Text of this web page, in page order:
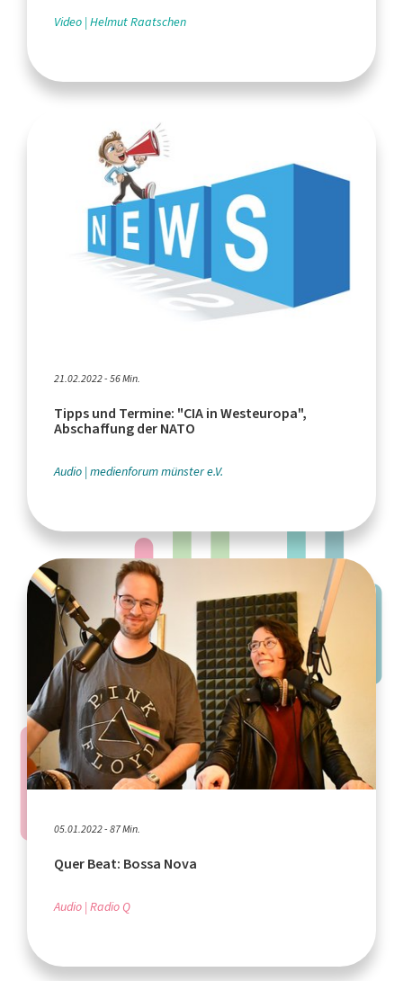
Video Helmut Raatschen
21.02.2022 - 56 Min.
Tipps und Termine: "CIA in Westeuropa",
Abschaffung der NATO
Audio medienforum münster e.V.
05.01.2022 - 87 Min.
Quer Beat: Bossa Nova
Audio Radio Q